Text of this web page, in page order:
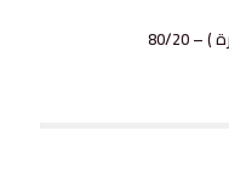
80/20